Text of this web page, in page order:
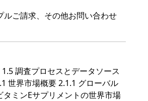
ご請求、その他お問い合わせ
調査プロセスとデータソース
世界市場概要 2.1.1 グローバル
ミンEサプリメントの世界市場